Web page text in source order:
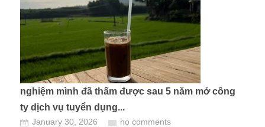
nghiệm mình đã thấm được sau 5 năm mở công
ty dịch vụ tuyển dụng...
January 30, 2026 no comments